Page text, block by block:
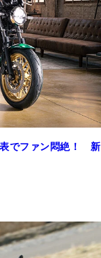
表でファン悶絶！ 新